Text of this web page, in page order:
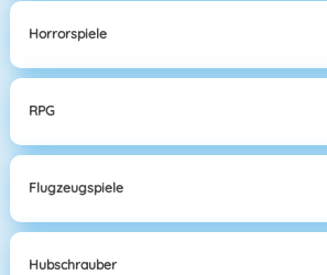
Horrorspiele
RPG
Flugzeugspiele
Hubschrauber